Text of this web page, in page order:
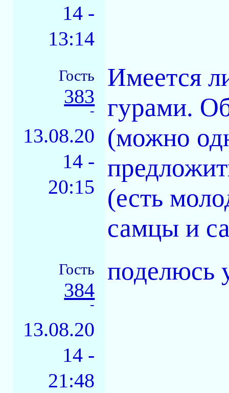
14 -
13:14
Гость
383
-
13.08.20
14 -
20:15
Имеется
гурами.
(можно
(есть
самцы и
Гость
384
-
13.08.20
14 -
21:48
поделюсь